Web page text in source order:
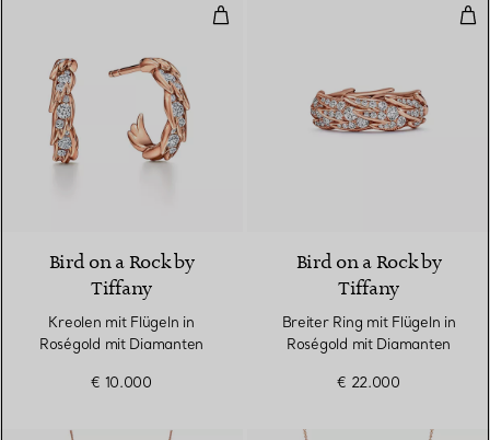
Kreolen mit Flügeln in Roségold
Bird on a Rock by
Tiffany
Kreolen mit Flügeln in
Roségold mit Diamanten
€ 10.000
Bird on a Rock by
Tiffany
Breiter Ring mit Flügeln in
Roségold mit Diamanten
€ 22.000